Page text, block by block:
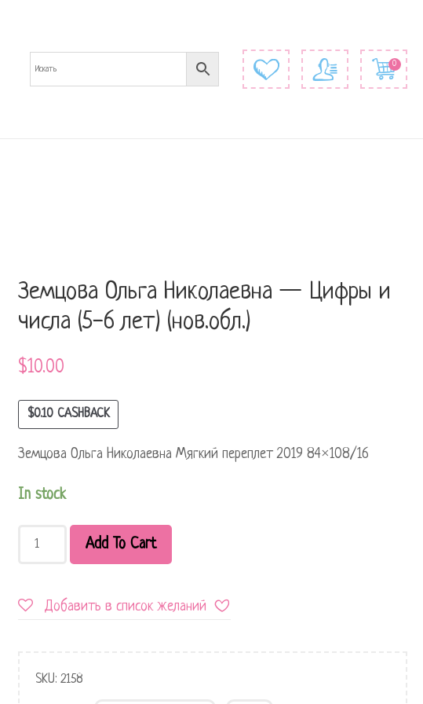
0
Земцова Ольга Николаевна — Цифры и
числа (5-6 лет) (нов.обл.)
$10.00
$0.10CASHBACK
Земцова Ольга Николаевна Мягкий переплет 2019 84×108/16
In stock
Add To Cart
Добавить в список желаний
SKU:2158